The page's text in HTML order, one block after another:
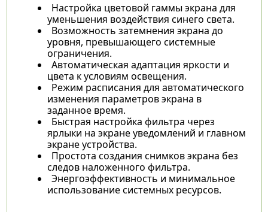
Настройка цветовой гаммы экрана для
уменьшения воздействия синего света.
Возможность затемнения экрана до
уровня, превышающего системные
ограничения.
Автоматическая адаптация яркости и
цвета к условиям освещения.
Режим расписания для автоматического
изменения параметров экрана в
заданное время.
Быстрая настройка фильтра через
ярлыки на экране уведомлений и главном
экране устройства.
Простота создания снимков экрана без
следов наложенного фильтра.
Энергоэффективность и минимальное
использование системных ресурсов.